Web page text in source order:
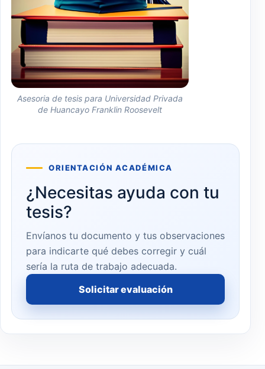
Asesoria de tesis para Universidad Privada
de Huancayo Franklin Roosevelt
ORIENTACIÓN ACADÉMICA
¿Necesitas ayuda con tu
tesis?
Envíanos tu documento y tus observaciones
para indicarte qué debes corregir y cuál
sería la ruta de trabajo adecuada.
Solicitar evaluación